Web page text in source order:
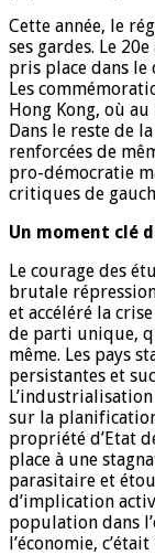
Cette année, le
ses gardes. Le
pris place dans le
Les
Hong Kong, où
Dans le reste de
renforcées de
pro-démocratie
critiques de
Un moment clé
Le courage des
brutale
et accéléré la
de parti unique,
même. Les pays
persistantes et
sur la
propriété d’Etat
place à une
parasitaire et
d’implication
population dans
l’économie,